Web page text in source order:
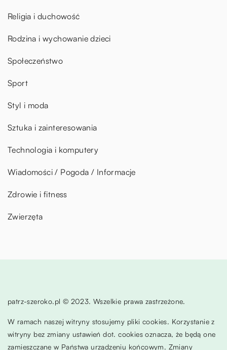
Religia i duchowość
Rodzina i wychowanie dzieci
Społeczeństwo
Sport
Styl i moda
Sztuka i zainteresowania
Technologia i komputery
Wiadomości / Pogoda / Informacje
Zdrowie i fitness
Zwierzęta
patrz-szeroko.pl © 2023. Wszelkie prawa zastrzeżone.
W ramach naszej witryny stosujemy pliki cookies. Korzystanie z
witryny bez zmiany ustawień dot. cookies oznacza, że będą one
zamieszczane w Państwa urządzeniu końcowym. Zmiany